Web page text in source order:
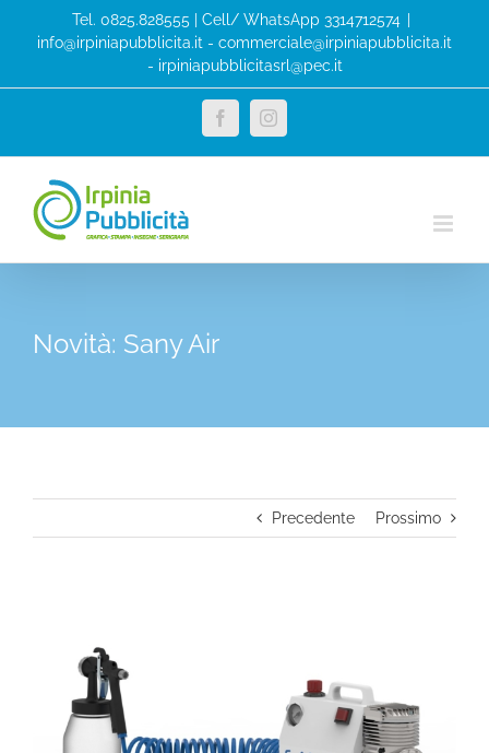
Tel. 0825.828555 | Cell/ WhatsApp 3314712574
info@irpiniapubblicita.it - commerciale@irpiniapubblicita.it
- irpiniapubblicitasrl@pec.it
FacebookInstagram
Novità: Sany Air
Precedente Prossimo
immagine